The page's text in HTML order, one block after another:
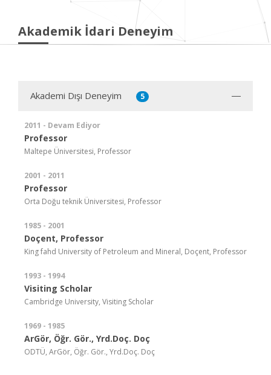
Akademik İdari Deneyim
Akademi Dışı Deneyim 5
2011 - Devam Ediyor
Professor
Maltepe Üniversitesi, Professor
2001 - 2011
Professor
Orta Doğu teknik Üniversitesi, Professor
1985 - 2001
Doçent, Professor
King fahd University of Petroleum and Mineral, Doçent, Professor
1993 - 1994
Visiting Scholar
Cambridge University, Visiting Scholar
1969 - 1985
ArGör, Öğr. Gör., Yrd.Doç. Doç
ODTÜ, ArGör, Öğr. Gör., Yrd.Doç. Doç